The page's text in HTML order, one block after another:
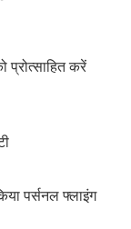
प्रोत्साहित करें
पर्सनल फ्लाइंग